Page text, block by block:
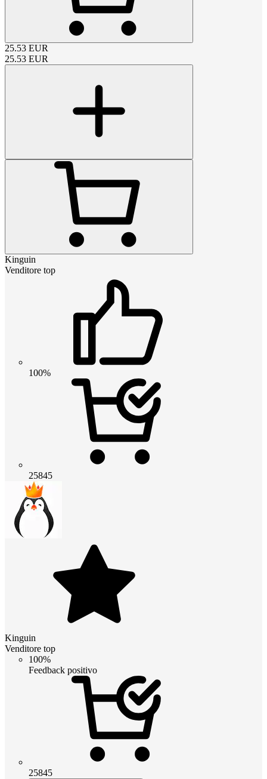
25.53 EUR
25.53 EUR
Kinguin
Venditore top
100%
25845
Kinguin
Venditore top
100%
Feedback positivo
25845